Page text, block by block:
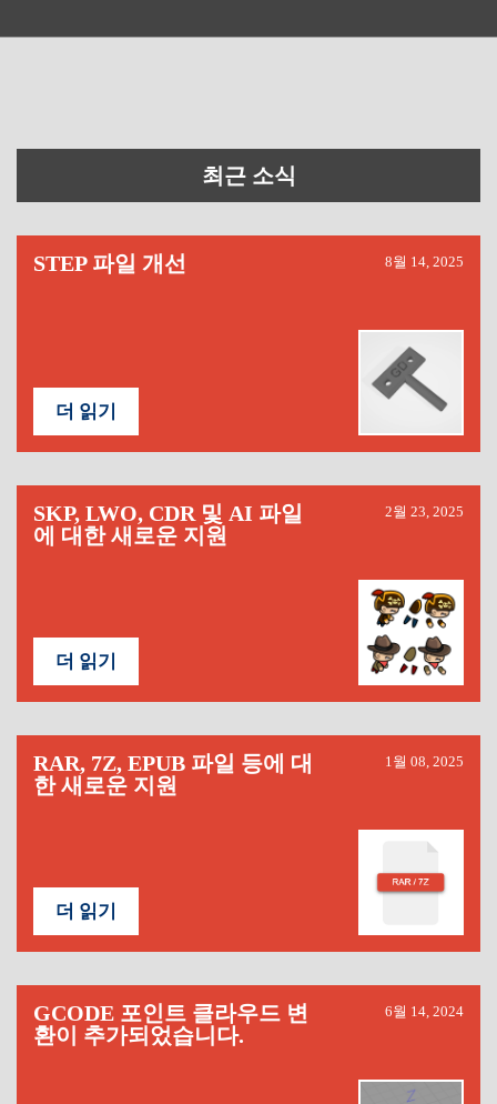
최근 소식
STEP 파일 개선 8월 14, 2025
더 읽기
SKP, LWO, CDR 및 AI 파일
에 대한 새로운 지원
2월 23, 2025
더 읽기
RAR, 7Z, EPUB 파일 등에 대
한 새로운 지원
1월 08, 2025
더 읽기
GCODE 포인트 클라우드 변
환이 추가되었습니다.
6월 14, 2024